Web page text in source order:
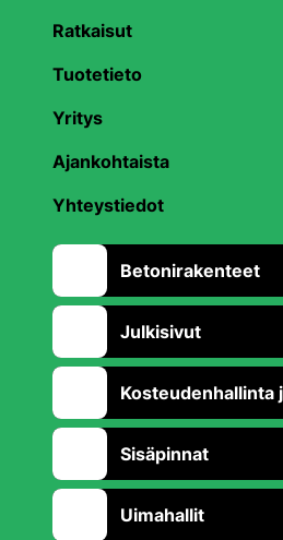
Ratkaisut
Tuotetieto
Yritys
Ajankohtaista
Yhteystiedot
Betonirakenteet
Julkisivut
Kosteudenhallinta
Sisäpinnat
Uimahallit